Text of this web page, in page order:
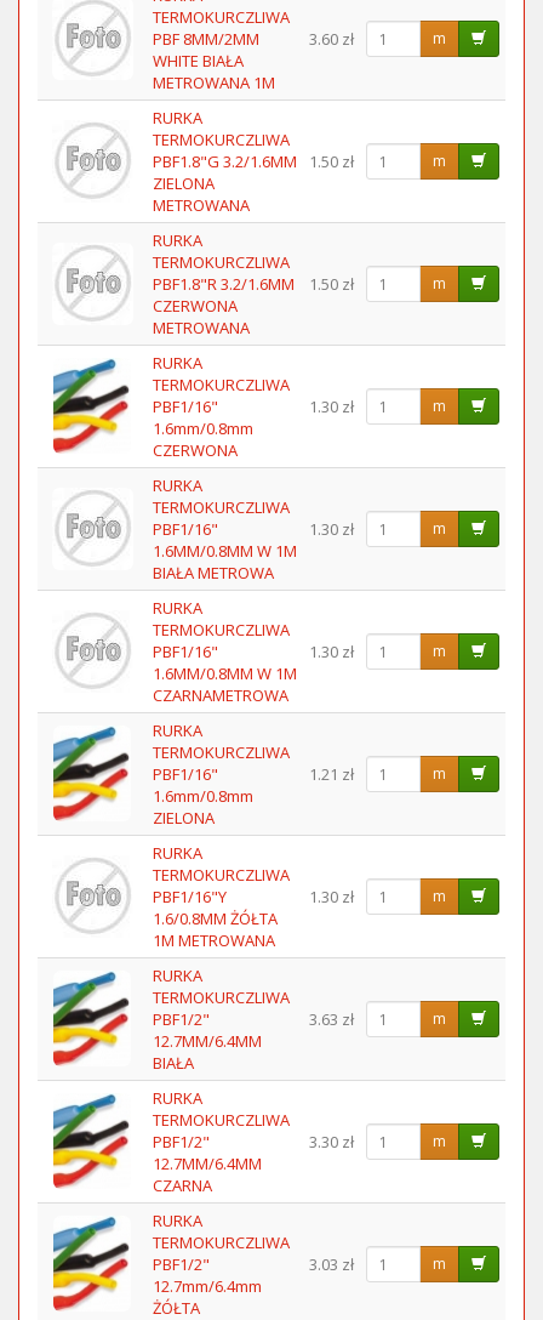
TERMOKURCZLIWA
PBF 8MM/2MM
WHITE BIAŁA
METROWANA 1M
3.60 zł m
RURKA
TERMOKURCZLIWA
PBF1.8"G 3.2/1.6MM
ZIELONA
METROWANA
1.50 zł m
RURKA
TERMOKURCZLIWA
PBF1.8"R 3.2/1.6MM
CZERWONA
METROWANA
1.50 zł m
RURKA
TERMOKURCZLIWA
PBF1/16"
1.6mm/0.8mm
CZERWONA
1.30 zł m
RURKA
TERMOKURCZLIWA
PBF1/16"
1.6MM/0.8MM W 1M
BIAŁA METROWA
1.30 zł m
RURKA
TERMOKURCZLIWA
PBF1/16"
1.6MM/0.8MM W 1M
CZARNAMETROWA
1.30 zł m
RURKA
TERMOKURCZLIWA
PBF1/16"
1.6mm/0.8mm
ZIELONA
1.21 zł m
RURKA
TERMOKURCZLIWA
PBF1/16"Y
1.6/0.8MM ŻÓŁTA
1M METROWANA
1.30 zł m
RURKA
TERMOKURCZLIWA
PBF1/2"
12.7MM/6.4MM
BIAŁA
3.63 zł m
RURKA
TERMOKURCZLIWA
PBF1/2"
12.7MM/6.4MM
CZARNA
3.30 zł m
RURKA
TERMOKURCZLIWA
PBF1/2"
12.7mm/6.4mm
ŻÓŁTA
3.03 zł m